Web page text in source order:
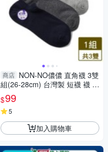
商店 NON-NO儂儂 直角襪 3雙
組(26-28cm) 台灣製 短襪 襪 襪
子【愛買】
$99
5
加入購物車